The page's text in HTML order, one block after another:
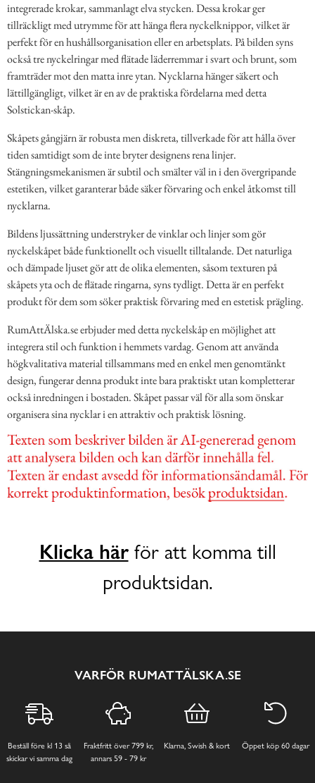
integrerade krokar, sammanlagt elva stycken. Dessa krokar ger
tillräckligt med utrymme för att hänga flera nyckelknippor, vilket är
perfekt för en hushållsorganisation eller en arbetsplats. På bilden syns
också tre nyckelringar med flätade läderremmar i svart och brunt, som
framträder mot den matta inre ytan. Nycklarna hänger säkert och
lättillgängligt, vilket är en av de praktiska fördelarna med detta
Solstickan-skåp.
Skåpets gångjärn är robusta men diskreta, tillverkade för att hålla över
tiden samtidigt som de inte bryter designens rena linjer.
Stängningsmekanismen är subtil och smälter väl in i den övergripande
estetiken, vilket garanterar både säker förvaring och enkel åtkomst till
nycklarna.
Bildens ljussättning understryker de vinklar och linjer som gör
nyckelskåpet både funktionellt och visuellt tilltalande. Det naturliga
och dämpade ljuset gör att de olika elementen, såsom texturen på
skåpets yta och de flätade ringarna, syns tydligt. Detta är en perfekt
produkt för dem som söker praktisk förvaring med en estetisk prägling.
RumAttÄlska.se erbjuder med detta nyckelskåp en möjlighet att
integrera stil och funktion i hemmets vardag. Genom att använda
högkvalitativa material tillsammans med en enkel men genomtänkt
design, fungerar denna produkt inte bara praktiskt utan kompletterar
också inredningen i bostaden. Skåpet passar väl för alla som önskar
organisera sina nycklar i en attraktiv och praktisk lösning.
Klicka härför att komma till
produktsidan.
VARFÖR RUMATTÄLSKA.SE
Beställ före kl 13 så
skickar vi samma dag
Fraktfritt över 799 kr,
annars 59 - 79 kr
Klarna, Swish & kort Öppet köp 60 dagar